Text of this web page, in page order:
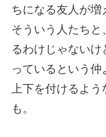
ちになる友人が増
そういう人たちと
るわけじゃない
っているという仲
上下を付けるよ
も。